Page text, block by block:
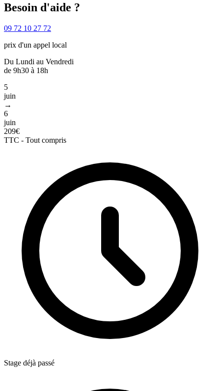
Besoin d'aide ?
09 72 10 27 72
prix d'un appel local
Du Lundi au Vendredi
de 9h30 à 18h
5
juin
→
6
juin
209€
TTC - Tout compris
Stage déjà passé